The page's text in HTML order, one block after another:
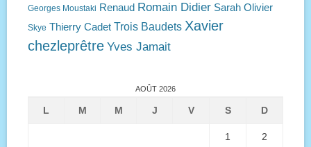
Georges Moustaki Renaud Romain Didier Sarah Olivier
Skye Thierry Cadet Trois Baudets Xavier
chezleprêtre Yves Jamait
AOÛT 2026
L M M J V S D
1 2